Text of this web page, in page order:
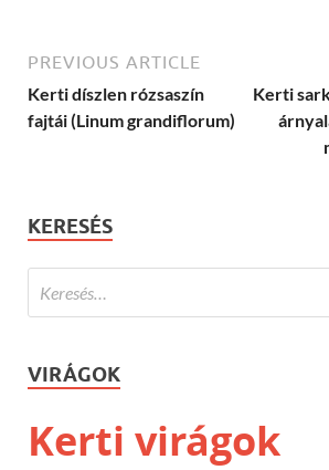
PREVIOUS ARTICLE
Kerti díszlen rózsaszín
fajtái (Linum grandiflorum)
Kerti
KERESÉS
VIRÁGOK
Kerti virágok